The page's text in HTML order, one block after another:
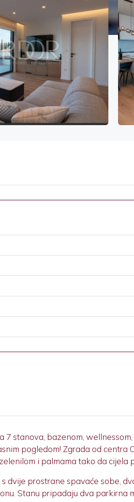
7 stanova, bazenom,
pogledom! Zgrada od centra
i palmama tako da cijela
dvije prostrane spavaće sobe,
Stanu pripadaju dva